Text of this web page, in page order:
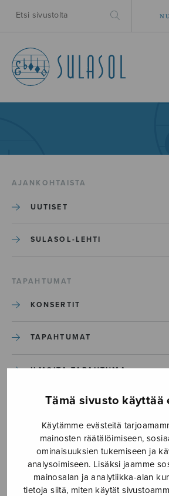
Tämä sivusto käyttää
Käytämme evästeitä
mainosten räätälöimiseen,
ominaisuuksien tukemiseen ja
analysoimiseen. Lisäksi jaamme
mainosalan ja analytiikka-alan
tietoja siitä, miten käytät
AJANKOHTAISTA
UUTISET
SULASOL-LEHTI
TAPAHTUMAT
KONSERTIT
TAPAHTUMAT
ILMOITA TAPAHTUMA
Luurankonainen,
Luurankonainen,